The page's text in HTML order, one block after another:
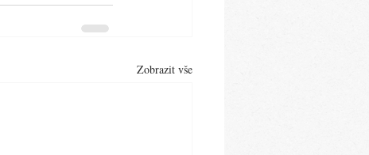
Zobrazit vše